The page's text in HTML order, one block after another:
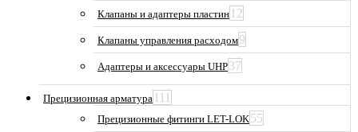
Клапаны и адаптеры пластин 12
Клапаны управления расходом9
Адаптеры и аксессуары UHP37
Прецизионная арматура 111
Прецизионные фитинги LET-LOK55